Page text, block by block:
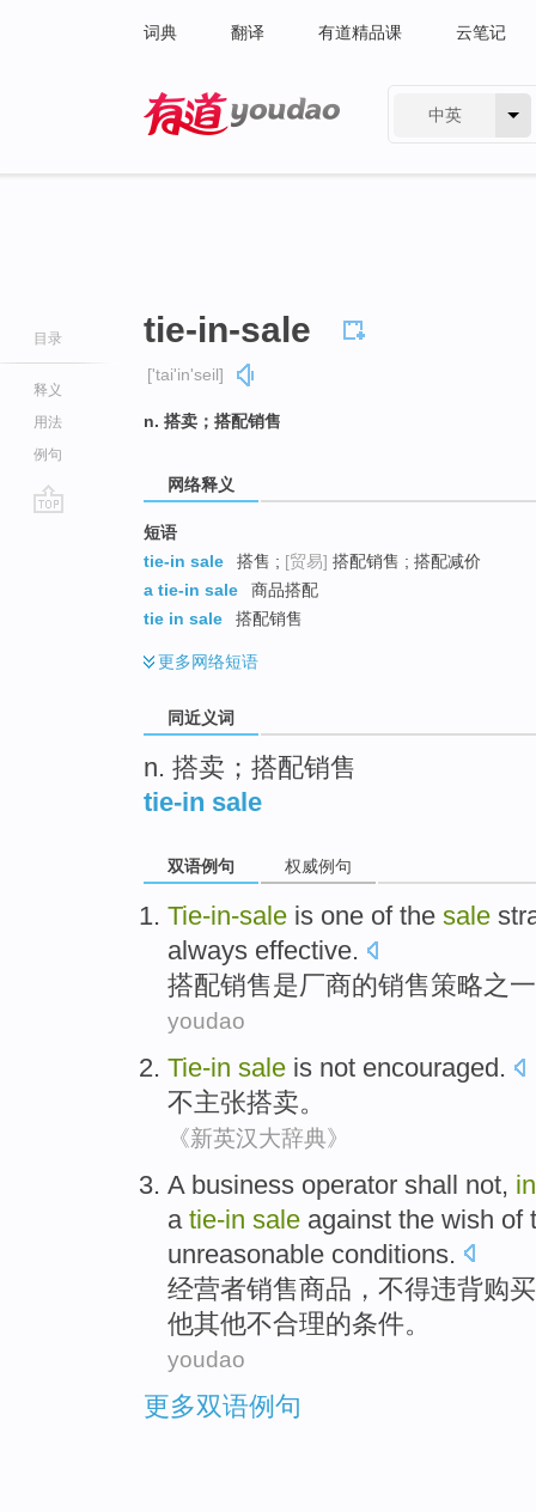
词典 翻译 有道精品课 云笔记
中英
目录
释义
用法
例句
tie-in-sale
['tai'in'seil]
n. 搭卖；搭配销售
网络释义
短语
tie-in sale
搭售 ; [贸易] 搭配销售 ; 搭配减价
a tie-in sale
商品搭配
tie in sale
搭配销售
更多网络短语
同近义词
n. 搭卖；搭配销售
tie-in sale
双语例句 权威例句
Tie-in-sale is one of the sale
always effective.
搭配销售是厂商的销售策略之
youdao
Tie-in sale is not encouraged.
不主张搭卖。
《新英汉大辞典》
A business operator shall not, in
a tie-in sale against the wish of
unreasonable conditions.
经营者销售商品 ， 不得违背购
他其他不合理的条件。
youdao
更多双语例句